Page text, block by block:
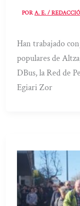
PORA. E. /
Han trabajado
populares de
DBus, la Red de
Egiari Zor